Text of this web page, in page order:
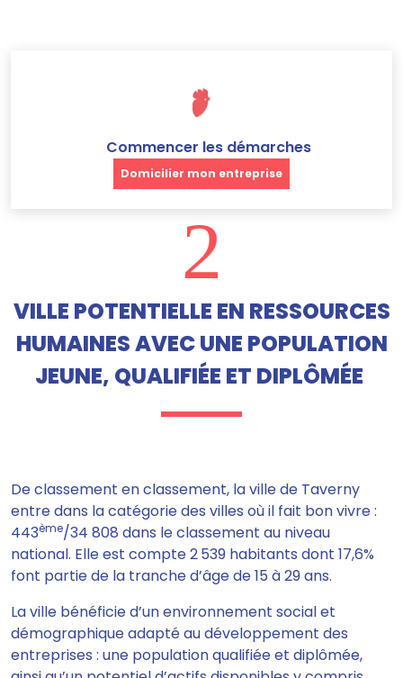
Commencer les démarches
Domicilier mon entreprise
2
VILLE POTENTIELLE EN RESSOURCES
HUMAINES AVEC UNE POPULATION
JEUNE, QUALIFIÉE ET DIPLÔMÉE
De classement en classement, la ville de Taverny
entre dans la catégorie des villes où il fait bon vivre :
443ème/34 808 dans le classement au niveau
national. Elle est compte 2 539 habitants dont 17,6%
font partie de la tranche d’âge de 15 à 29 ans.
La ville bénéficie d’un environnement social et
démographique adapté au développement des
entreprises : une population qualifiée et diplômée,